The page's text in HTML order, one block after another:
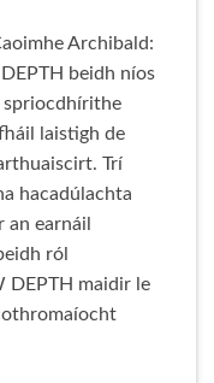
Archibald:
beidh níos
spriocdhírithe
laistigh de
Trí
hacadúlachta
earnáil
ról
DEPTH maidir le